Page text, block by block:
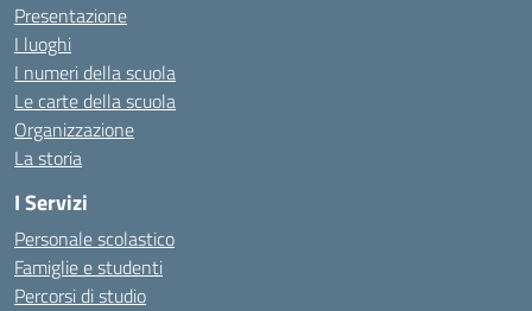
Presentazione
I luoghi
I numeri della scuola
Le carte della scuola
Organizzazione
La storia
I Servizi
Personale scolastico
Famiglie e studenti
Percorsi di studio